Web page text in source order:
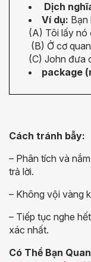
Dịch
Ví dụ: Bạn
(A) Tôi lấy nó
(B) Ở cơ
(C) John đưa
package
Cách tránh bẫy:
– Phân tích và
trả lời.
– Không vội vàng
– Tiếp tục nghe
xác nhất.
Có Thể Bạn